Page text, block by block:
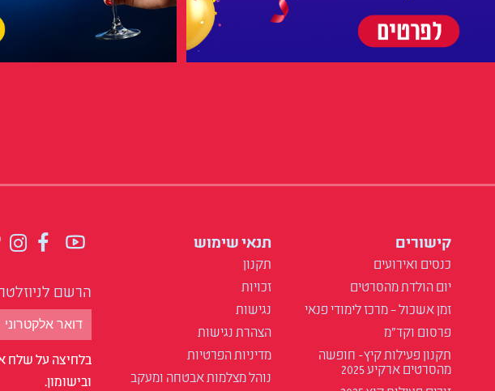
קישורים
כנסים ואירועים
יום הולדת מהסרטים
זמן אשכול – מרכז לימודי פנאי
פרסום וקד"מ
תקנון פעילות קיץ- חופשה
מהסרטים ארקיע 2025
תנאי שימוש
תקנון
זכויות
נגישות
הצהרת נגישות
מדיניות הפרטיות
נוהל מצלמות אבטחה ומעקב
הרשם
בלחיצה על שלח
ובישומון.